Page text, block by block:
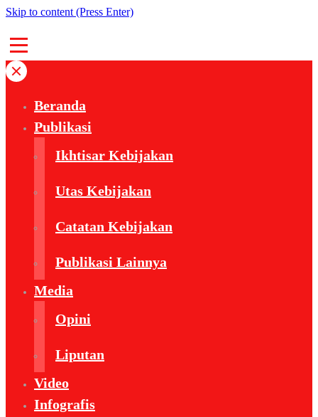
Skip to content (Press Enter)
Beranda
Publikasi
Ikhtisar Kebijakan
Utas Kebijakan
Catatan Kebijakan
Publikasi Lainnya
Media
Opini
Liputan
Video
Infografis